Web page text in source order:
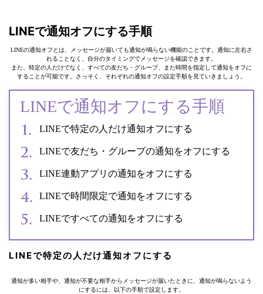
LINEで通知オフにする手順
LINEの通知オフとは、メッセージが届いても通知が鳴らない機能のことです。通知に左右さ
れることなく、自分のタイミングでメッセージを確認できます。
また、特定の人だけでなく、すべての友だち・グループ、また時間を指定して通知をオフに
することが可能です。さっそく、それぞれの通知オフの設定手順を見ていきましょう。
LINEで通知オフにする手順
LINEで特定の人だけ通知オフにする
LINEで友だち・グループの通知をオフにする
LINE連動アプリの通知をオフにする
LINEで時間限定で通知をオフにする
LINEですべての通知をオフにする
LINEで特定の人だけ通知オフにする
通知が多い相手や、通知が不要な相手からメッセージが届いたときに、通知が鳴らないよう
にするには、以下の手順で設定します。